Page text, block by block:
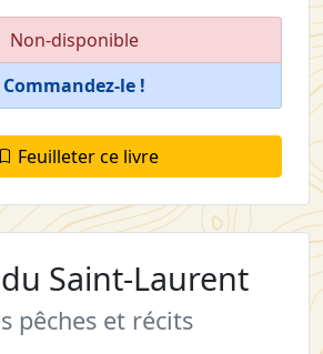
Non-disponible
Commandez-le !
Feuilleter ce livre
Saint-Laurent
pêches et récits